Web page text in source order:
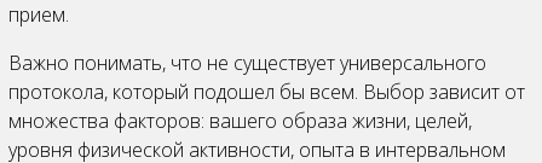
прием.
Важно понимать, что не существует универсального
протокола, который подошел бы всем. Выбор зависит от
множества факторов: вашего образа жизни, целей,
уровня физической активности, опыта в интервальном